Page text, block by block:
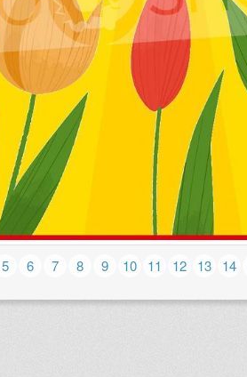
5 6 7 8 9 10 11 12 13 14